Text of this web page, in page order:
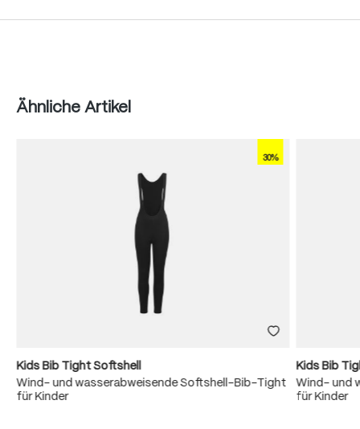
Produktgalerie überspringen
Ähnliche Artikel
30%
Kids Bib Tight Softshell
Wind- und wasserabweisende Softshell-Bib-Tight
für Kinder
Kids Bib
Wind- und
für Kinder